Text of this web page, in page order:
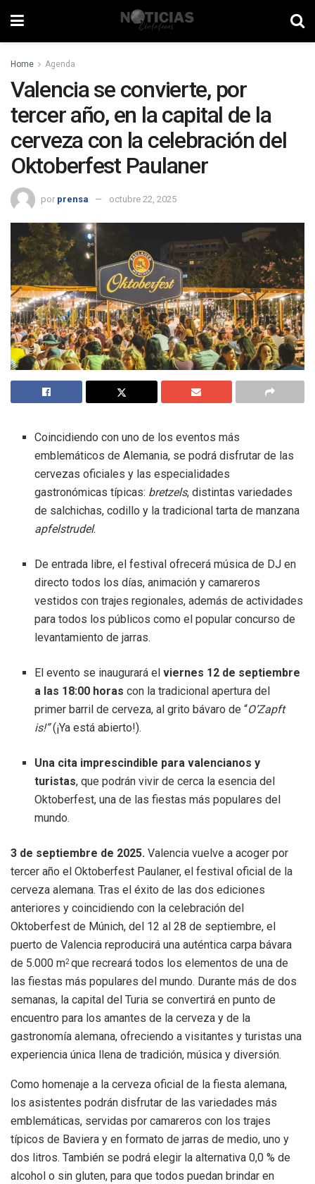
Home Agenda
Valencia se convierte, por
tercer año, en la capital de la
cerveza con la celebración del
Oktoberfest Paulaner
por prensa octubre 22, 2025
Coincidiendo con uno de los eventos más
emblemáticos de Alemania, se podrá disfrutar de las
cervezas oficiales y las especialidades
gastronómicas típicas: bretzels, distintas variedades
de salchichas, codillo y la tradicional tarta de manzana
apfelstrudel.
De entrada libre, el festival ofrecerá música de DJ en
directo todos los días, animación y camareros
vestidos con trajes regionales, además de actividades
para todos los públicos como el popular concurso de
levantamiento de jarras.
El evento se inaugurará elviernes 12 de septiembre
a las 18:00 horas con la tradicional apertura del
primer barril de cerveza, al grito bávaro de “O’Zapft
is!”(¡Ya está abierto!).
Una cita imprescindible para valencianos y
turistas, que podrán vivir de cerca la esencia del
Oktoberfest, una de las fiestas más populares del
mundo.
3 de septiembre de 2025. Valencia vuelve a acoger por
tercer año el Oktoberfest Paulaner, el festival oficial de la
cerveza alemana. Tras el éxito de las dos ediciones
anteriores y coincidiendo con la celebración del
Oktoberfest de Múnich, del 12 al 28 de septiembre, el
puerto de Valencia reproducirá una auténtica carpa bávara
de 5.000 m2 que recreará todos los elementos de una de
las fiestas más populares del mundo. Durante más de dos
semanas, la capital del Turia se convertirá en punto de
encuentro para los amantes de la cerveza y de la
gastronomía alemana, ofreciendo a visitantes y turistas una
experiencia única llena de tradición, música y diversión.
Como homenaje a la cerveza oficial de la fiesta alemana,
los asistentes podrán disfrutar de las variedades más
emblemáticas, servidas por camareros con los trajes
típicos de Baviera y en formato de jarras de medio, uno y
dos litros. También se podrá elegir la alternativa 0,0 % de
alcohol o sin gluten, para que todos puedan brindar en